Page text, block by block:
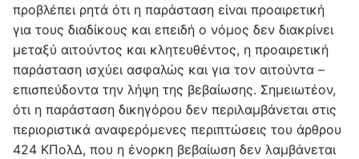
προβλέπει ρητά ότι η παράσταση είναι προαιρετική
για τους διαδίκους και επειδή ο νόμος δεν διακρίνει
μεταξύ αιτούντος και κλητευθέντος, η προαιρετική
παράσταση ισχύει ασφαλώς και για τον αιτούντα –
επισπεύδοντα την λήψη της βεβαίωσης. Σημειωτέον,
ότι η παράσταση δικηγόρου δεν περιλαμβάνεται στις
περιοριστικά αναφερόμενες περιπτώσεις του άρθρου
424 ΚΠολΔ, που η ένορκη βεβαίωση δεν λαμβάνεται